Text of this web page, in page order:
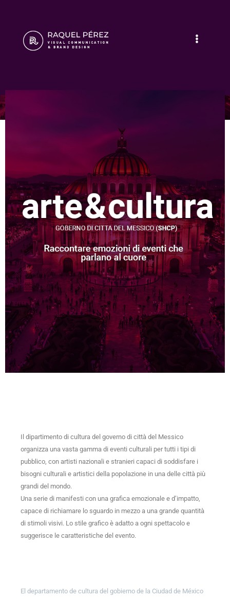
Il dipartimento di cultura del governo di città del Messico
organizza una vasta gamma di eventi culturali per tutti i tipi di
pubblico, con artisti nazionali e stranieri capaci di soddisfare i
bisogni culturali e artistici della popolazione in una delle città più
grandi del mondo.
Una serie di manifesti con una grafica emozionale e d’impatto,
capace di richiamare lo sguardo in mezzo a una grande quantità
di stimoli visivi. Lo stile grafico è adatto a ogni spettacolo e
suggerisce le caratteristiche del evento.
El departamento de cultura del gobierno de la Ciudad de México